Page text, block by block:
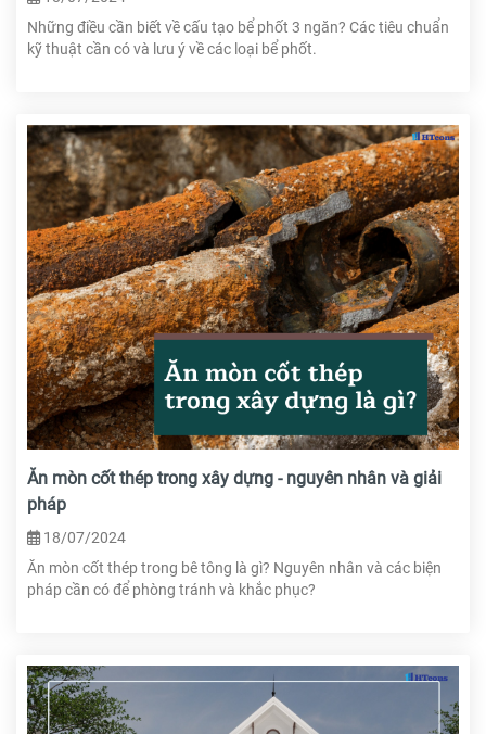
Những điều cần biết về cấu tạo bể phốt 3 ngăn? Các tiêu chuẩn
kỹ thuật cần có và lưu ý về các loại bể phốt.
Ăn mòn cốt thép trong xây dựng - nguyên nhân và giải
pháp
18/07/2024
Ăn mòn cốt thép trong bê tông là gì? Nguyên nhân và các biện
pháp cần có để phòng tránh và khắc phục?